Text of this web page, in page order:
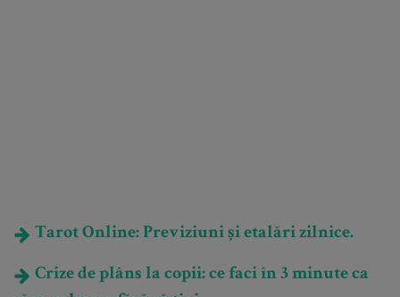
Tarot Online: Previziuni și etalări zilnice.
Crize de plâns la copii: ce faci în 3 minute ca